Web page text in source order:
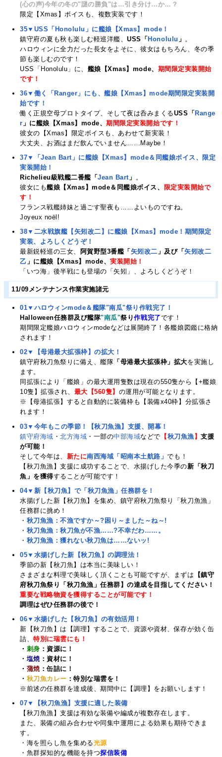
(心の声)今年の冬の"謎の勝負"は…引き分け…か…？
限定【Xmas】ボイスも、複数実装です！
35▼USS「Honolulu」に艦娘【Xmas】mode！
鎮守府の夏も秋も楽しむ軽巡洋艦、USS「Honolulu 」 。
ハロウィンに全力だった長女をよそに、彼女はもちろん、冬の季
節も楽しむのです！
USS「Honolulu」に、 艦娘【Xmas】mode、 期間限定実装開始
です！
36▼働く「Ranger」にも、艦娘【Xmas】mode期間限定実装開
始です！
働く正規空母プロトタイプ、そして夜は呑みまくるUSS「Range
r 」に艦娘【Xmas】mode、期間限定実装開始です！
彼女の【Xmas】限定ボイスも、あわせて新実装！
大丈夫、お酒はまだ飲んでいません……Maybe！
37▼「Jean Bart」に艦娘【Xmas】mode＆同艦娘ボイス、限定
実装開始！
Richelieu級戦艦二番艦「Jean Bart 」
。
彼女にも艦娘【Xmas】mode＆同艦娘ボイス、 限定実装開始で
す！
フランス戦艦姉妹と過ごす聖夜も……よいものですね。
Joyeux noël!
38▼二水戦旗艦【矢矧改二】に艦娘【Xmas】mode！期間限定
実装、よろしくどうぞ！
最新鋭軽巡の三女、
阿賀野型3番艦「 矢矧改二 」及び「矢矧改二
乙 」に艦娘【Xmas】mode、実装開始！
「いつ海」後半戦にも登場の「矢矧」、よろしくどうぞ！
11/09メンテナンス作業実施諸元
01▼ハロウィンmode＆艦隊"南瓜"祭り作戦完了！
Halloween任務群及び艦隊"南瓜"祭り作戦完了です！
期間限定艦娘ハロウィンmodeなどは展開終了！各艦娘図鑑に格納
されます！
02▼【母港最大拡張枠】の拡大！
鎮守府秋刀魚祭りに備え、艦隊 「母港最大拡張枠」拡大を実施し
ます。
同拡張により「艦娘」の最大運用隻数は現在の550隻から【+艦娘
10隻】拡張され、 最大【560隻】 の運用が可能となります。
※【母港拡張】すると自動的に装備枠も【装備x40枠】分拡張さ
れます！
03▼今年もこの季節！【秋刀魚漁】支援、開幕！
鎮守府海域 ・北方海域 ・一部の中部海域などで 【秋刀魚漁】支援
が可能！
そして今年は、 新たに南西海域 「昭南本土航路」でも！
【秋刀魚漁】支援に成功することで、水揚げした今季の新「秋刀
魚」を獲得することが可能です！
04▼新【秋刀魚】で「秋刀魚漁」任務群を！
水揚げした新【秋刀魚】を集め、鎮守府秋刀魚祭り「秋刀魚漁」
任務群に挑め！
・ 秋刀魚漁：不漁ですか～?困り～ました～ね～!
・ 秋刀魚漁：秋刀魚が不漁……?不幸だわ……。
・ 秋刀魚漁：獲れない秋刀魚は……ないッ!
05▼水揚げした新【秋刀魚】の調理法！
季節の新【秋刀魚】は本当に美味しい！
さまざまな料理で美味しく頂くことも可能ですが、まずは
【鎮守
府秋刀魚祭り「秋刀魚漁」任務群】の達成を目指してください！
重要な戦略物資を獲得することが可能です！
調理はぜひ任務群の後で！
06▼水揚げした【秋刀魚】の有効活用！
新【秋刀魚】は【調理】することで、資源や資材、保存が効く缶
詰、特別に瑞雲にも！
・ 刺身 ：資源に！
・ 塩焼 ：資材に！
・ 蒲焼 ：缶詰に！
・ 秋刀魚カレー ：特別な瑞雲を！
※前述の任務群を達成後、期間中に【調理】をお願いします！
07▼【秋刀魚漁】支援に適した装備
【秋刀魚漁】支援は有効な装備や編成が複数存在します。
また、装備の組み合わせや同集中運用による効果も期待できま
す。
・海を照らし魚を集める光源
・魚群探知的な機能を持つ探信装備